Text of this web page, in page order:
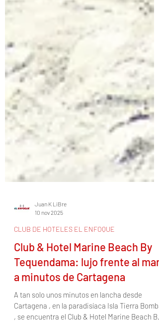
10 nov 2025
CLUB DE HOTELES EL ENFOQUE
Club & Hotel Marine Beach By
Tequendama: lujo frente al mar
a minutos de Cartagena